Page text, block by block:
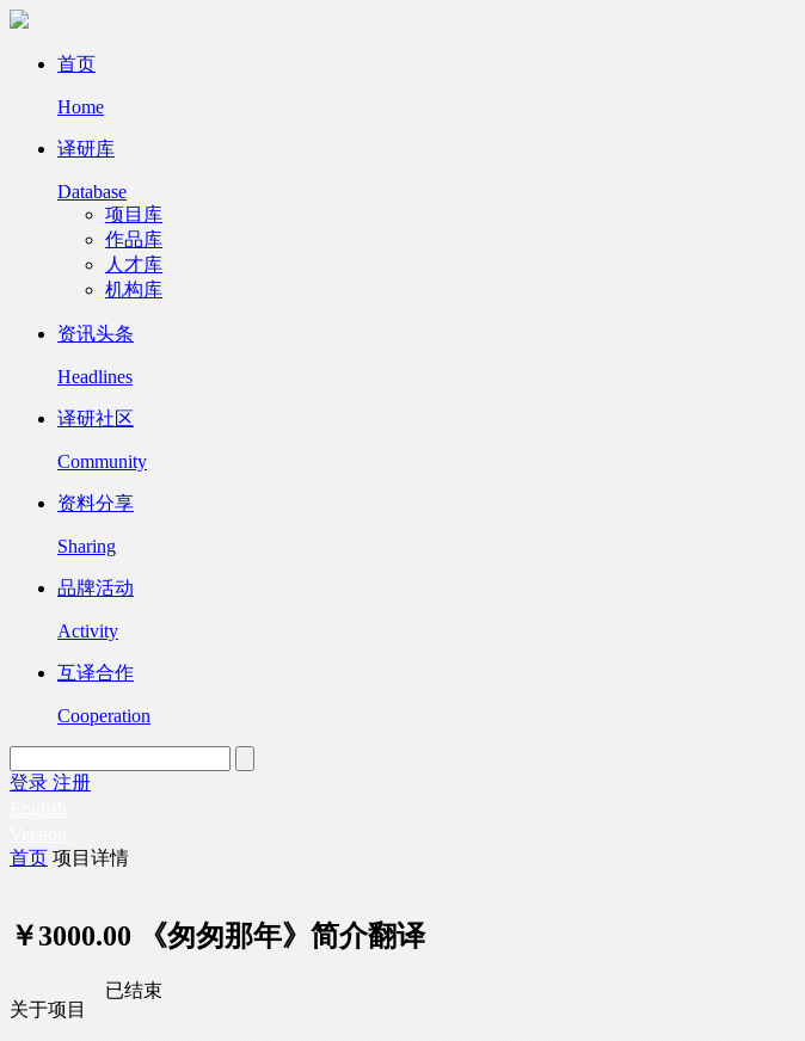
首页
Home
译研库
Database
项目库
作品库
人才库
机构库
资讯头条
Headlines
译研社区
Community
资料分享
Sharing
品牌活动
Activity
互译合作
Cooperation
登录 注册
首页 项目详情
￥3000.00 《匆匆那年》简介翻译
关于项目
已结束